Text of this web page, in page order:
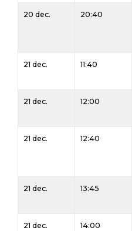
20 dec. 20:40
21 dec. 11:40
21 dec. 12:00
21 dec. 12:40
21 dec. 13:45
21 dec. 14:00